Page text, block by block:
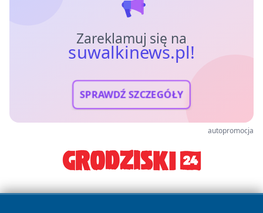
Zareklamuj się na
suwalkinews.pl!
SPRAWDŹ SZCZEGÓŁY
autopromocja